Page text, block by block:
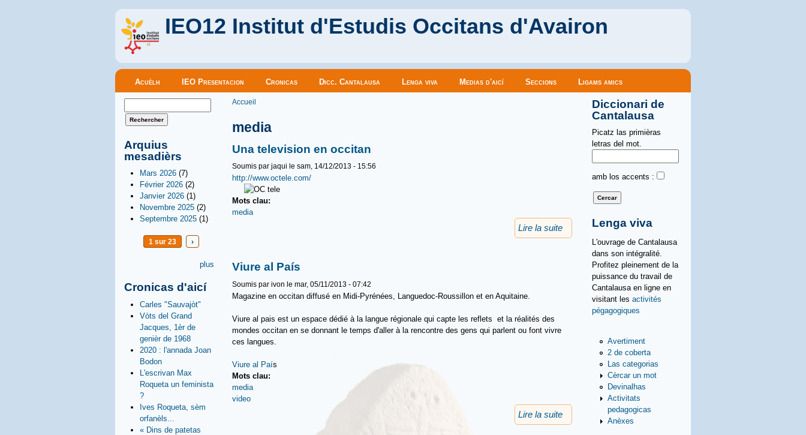
IEO12 Institut d'Estudis Occitans d'Avairon
Menu principal
Acuèlh IEO Presentacion Cronicas Dicc. Cantalausa Lenga viva Medias d'aicí Seccions Ligams amics
Formulaire de recherche
Arquius
mesadièrs
Mars 2026 (7)
Février 2026 (2)
Janvier 2026 (1)
Novembre 2025 (2)
Septembre 2025 (1)
1 sur 23 ›
plus
Cronicas d'aicí
Carles "Sauvajòt"
Vòts del Grand
Jacques, 1èr de
genièr de 1968
2020 : l'annada Joan
Bodon
L'escrivan Max
Roqueta un feminista
?
Ives Roqueta, sèm
orfanèls...
« Dins de patetas
Vous êtes ici
Accueil
media
Una television en occitan
Soumis par jaqui le sam, 14/12/2013 - 15:56
http://www.octele.com/
Mots clau:
media
Lire la suite de Una television en occitan
Viure al País
Soumis par ivon le mar, 05/11/2013 - 07:42
Magazine en occitan diffusé en Midi-Pyrénées, Languedoc-Roussillon et en Aquitaine.
Viure al pais est un espace dédié à la langue régionale qui capte les reflets et la réalités des
mondes occitan en se donnant le temps d'aller à la rencontre des gens qui parlent ou font vivre
ces langues.
Viure al País
Mots clau:
media
video
Lire la suite de Viure al País
Diccionari de
Cantalausa
Picatz las primièras
letras del mot.
amb los accents :
Lenga viva
L'ouvrage de Cantalausa
dans son intégralité.
Profitez pleinement de la
puissance du travail de
Cantalausa en ligne en
visitant les activités
pégagogiques
Avertiment
2 de coberta
Las categorias
Cèrcar un mot
Devinalhas
Activitats
pedagogicas
Anèxes